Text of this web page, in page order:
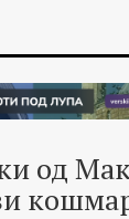
од